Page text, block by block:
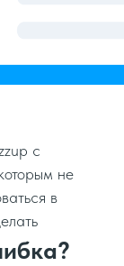
c
не
в